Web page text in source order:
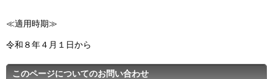
≪適用時期≫
令和８年４月１日から
このページについてのお問い合わせ